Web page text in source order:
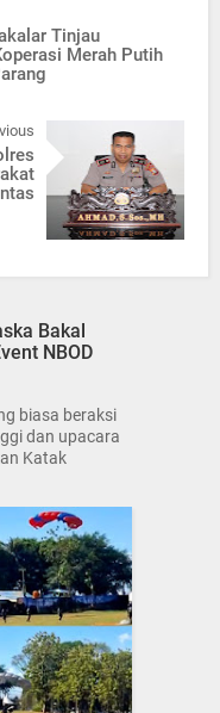
Tinjau
Merah Putih
Bakal
NBOD
biasa beraksi
dan upacara
Katak